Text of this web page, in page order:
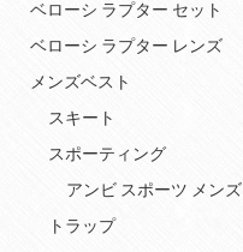
ベローシ ラプター セット
ベローシ ラプター レンズ
メンズベスト
スキート
スポーティング
アンビ スポーツ メンズ
トラップ